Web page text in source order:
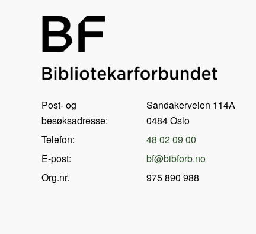
Post- og
besøksadresse:
Sandakerveien 114A
0484 Oslo
Telefon:
48 02 09 00
E-post:
bf@bibforb.no
Org.nr.
975 890 988